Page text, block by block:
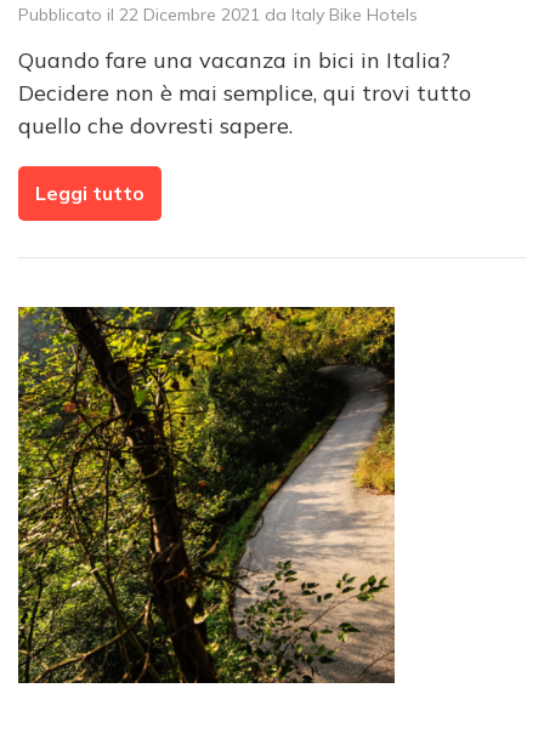
Pubblicato il 22 Dicembre 2021 da Italy Bike Hotels
Quando fare una vacanza in bici in Italia?
Decidere non è mai semplice, qui trovi tutto
quello che dovresti sapere.
Leggi tutto